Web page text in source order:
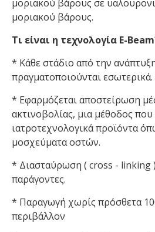
μοριακού βάρους σε
μοριακού βάρους.
Τι είναι η τεχνολογία E-
* Κάθε στάδιο από την
πραγματοποιούνται εσωτερικά.
* Εφαρμόζεται αποστείρωση
ακτινοβολίας, μια μέθοδος
ιατροτεχνολογικά προϊόντα
μοσχεύματα οστών.
* Διασταύρωση ( cross - linking
παράγοντες.
* Παραγωγή χωρίς πρόσθετα
περιβάλλον